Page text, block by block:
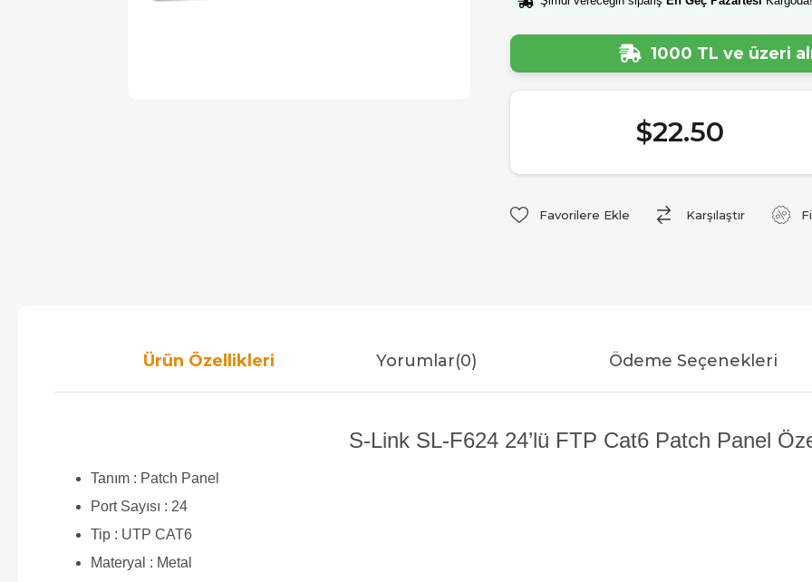
1000 TL ve üzeri
$22.50
Favorilere Ekle Karşılaştır
Ürün Özellikleri Yorumlar(0) Ödeme Seçenekleri
S-Link SL-F624 24’lü FTP Cat6 Patch Panel
Tanım : Patch Panel
Port Sayısı : 24
Tip : UTP CAT6
Materyal : Metal